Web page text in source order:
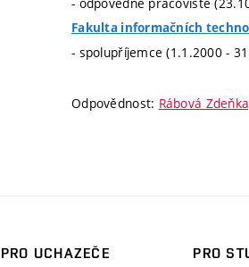
Fakulta informačních
- spolupříjemce (1.1.2000 -
Odpovědnost: Rábová
PRO UCHAZEČE
PRO